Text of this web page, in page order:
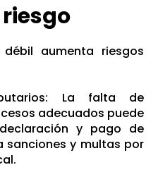
aumenta riesgos
La falta de
adecuados puede
y pago de
sanciones y multas por